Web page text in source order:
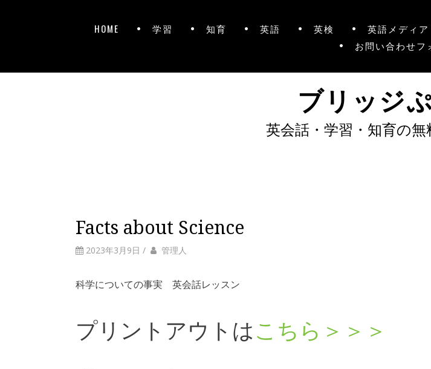
HOME 学習 知育 英語 英検 英語メディア
お問い合わせフ
ブリッジ
英会話・学習・知育の
Facts about Science
2023年3月9日 / 管理人
科学についての事実 英会話レッスン
プリントアウトはこちら＞＞＞